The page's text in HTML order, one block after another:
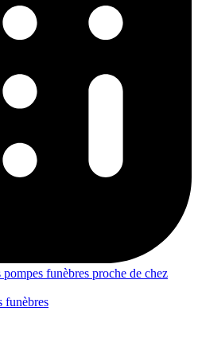
funèbres proche de chez
funèbres